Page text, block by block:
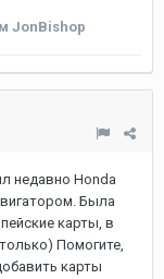
JonBishop
недавно Honda
Была
карты, в
Помогите,
карты